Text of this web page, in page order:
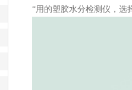
“用的塑胶水分检测仪 ，选